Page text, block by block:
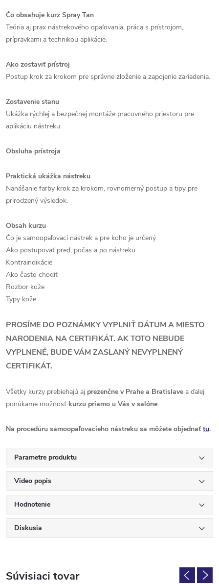
Čo obsahuje kurz Spray Tan
Teória aj prax nástrekového opaľovania, práca s prístrojom,
prípravkami a technikou aplikácie.
Ako zostaviť prístroj
Postup krok za krokom pre správne zloženie a zapojenie zariadenia.
Zostavenie stanu
Ukážka rýchlej a bezpečnej montáže pracovného priestoru pre
aplikáciu nástreku.
Obsluha prístroja
Praktická ukážka nástreku
Nanášanie farby krok za krokom, rovnomerný postup a tipy pre
prirodzený výsledok.
Obsah kurzu
Čo je samoopaľovací nástrek a pre koho je určený
Ako postupovať pred, počas a po nástreku
Kontraindikácie
Ako často chodiť
Rozbor kože
Typy kože
PROSÍME DO POZNÁMKY VYPLNIŤ DÁTUM A MIESTO
NARODENIA NA CERTIFIKÁT. AK TOTO NEBUDE
VYPLNENÉ, BUDE VÁM ZASLANÝ NEVYPLNENÝ
CERTIFIKÁT.
Všetky kurzy prebiehajú aj prezenčne v Prahe a Bratislave a ďalej
ponúkame možnosť kurzu priamo u Vás v salóne.
Na procedúru samoopaľovacieho nástreku sa môžete objednať tu.
Parametre produktu
Video popis
Hodnotenie
Diskusia
Súvisiaci tovar